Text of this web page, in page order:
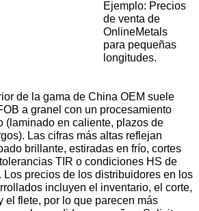
Ejemplo: Precios
de venta de
OnlineMetals
para pequeñas
longitudes.
de la gama de China OEM suele
a granel con un procesamiento
(laminado en caliente, plazos de
Las cifras más altas reflejan
brillante, estiradas en frío, cortes
TIR o condiciones HS de
Los precios de los distribuidores en los
incluyen el inventario, el corte,
el flete, por lo que parecen más